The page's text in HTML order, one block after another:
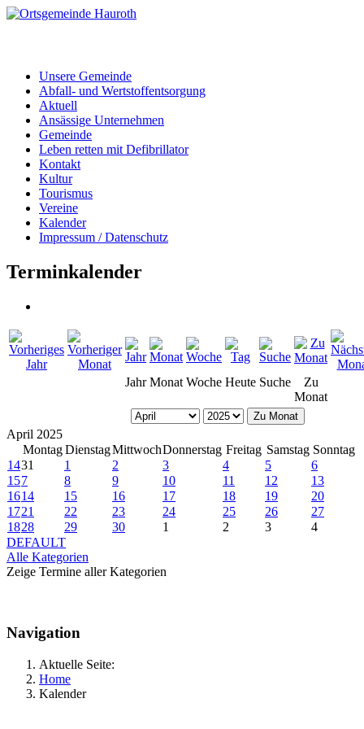
Unsere Gemeinde
Abfall- und Wertstoffentsorgung
Aktuell
Ansässige Unternehmen
Gemeinde
Leben retten mit Defibrillator
Kontakt
Kultur
Tourismus
Vereine
Kalender
Impressum / Datenschutz
Terminkalender
Jahr Monat Woche Heute Suche
Zu
Monat
Zu Monat
April 2025
Montag DienstagMittwochDonnerstag Freitag Samstag Sonntag
1431 1 2 3 4 5
6
157 8 9 10 11 12
13
1614 15 16 17 18 19
20
1721 22 23 24 25 26
27
1828 29 30 1 2 3
4
DEFAULT
Alle Kategorien
Zeige Termine aller Kategorien
Navigation
Aktuelle Seite:
Home
Kalender